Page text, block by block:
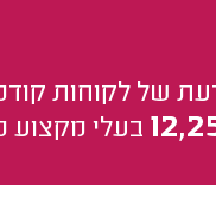
של לקוחות
בעלי מקצוע